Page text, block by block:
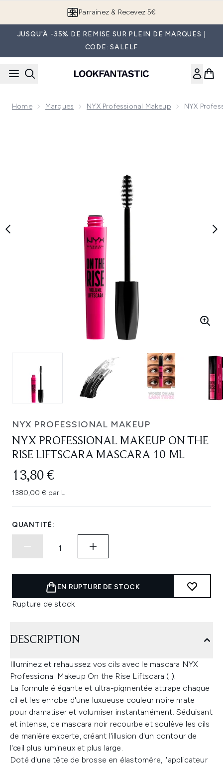
Parrainez & Recevez 5€
JUSQU'À -35% DE REMISE SUR PLEIN DE MARQUES |
CODE: SALELF
Home Marques NYX Professional Makeup NYX
NYX PROFESSIONAL MAKEUP
NYX PROFESSIONAL MAKEUP ON THE
RISE LIFTSCARA MASCARA 10 ML
13,80 €
1380,00 € par L
QUANTITÉ:
EN RUPTURE DE STOCK
Rupture de stock
DESCRIPTION
Illuminez et rehaussez vos cils avec le mascara NYX
Professional Makeup On the Rise Liftscara ( ).
La formule élégante et ultra-pigmentée attrape chaque
cil et les enrobe d'une luxueuse couleur noire mate
pour dramatiser et volumiser instantanément. Séduisant
et intense, ce mascara noir recourbe et soulève les cils
de manière experte, créant l'illusion d'un contour de
l'œil plus lumineux et plus large.
Doté d'une tête de brosse en élastomère, l'applicateur